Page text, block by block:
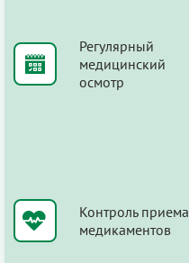
Регулярный
медицинский
осмотр
Контроль приема
медикаментов